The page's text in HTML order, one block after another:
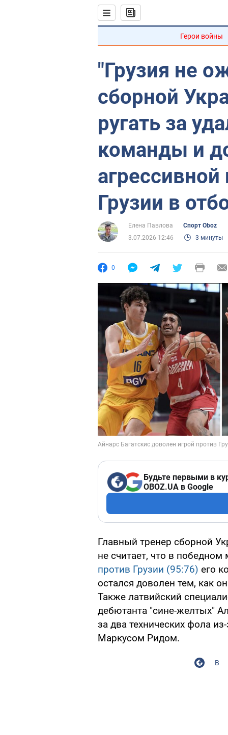
Герои войны
"Грузия не
сборной
ругать за
команды и
агрессивной
Грузии в
Елена Павлова
Спорт Oboz
3.07.2026 12:46
3 минуты
0
Будьте первыми в
OBOZ.UA в Google
Главный тренер сборной
не считает, что в
против Грузии (95:76) его
остался доволен тем, как
Также латвийский
дебютанта "сине-желтых"
за два технических фола
Маркусом Ридом.